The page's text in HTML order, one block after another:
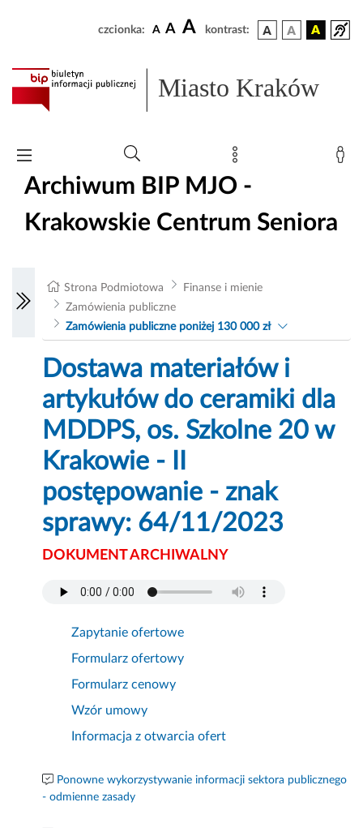
czcionka: A A A kontrast:
Miasto Kraków
Archiwum BIP MJO -
Krakowskie Centrum Seniora
Strona Podmiotowa
Finanse i mienie
Zamówienia publiczne
Zamówienia publiczne poniżej 130 000 zł
Dostawa materiałów i
artykułów do ceramiki dla
MDDPS, os. Szkolne 20 w
Krakowie - II
postępowanie - znak
sprawy: 64/11/2023
DOKUMENT ARCHIWALNY
Zapytanie ofertowe
Formularz ofertowy
Formularz cenowy
Wzór umowy
Informacja z otwarcia ofert
Ponowne wykorzystywanie informacji sektora publicznego
- odmienne zasady